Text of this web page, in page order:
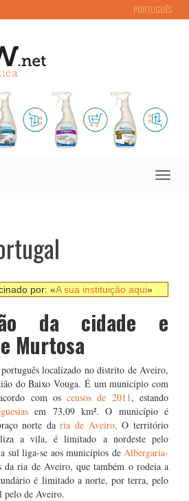
PORTUGUÊS
Toggle
por: «A sua instituição aqui»
da cidade e
Murtosa
localizado no distrito de Aveiro,
do Baixo Vouga. É um município com
com oscensos de 2011, estando
em 73,09 km². O município é
norte daria de Aveiro. O território
a vila, é limitado a nordeste pelo
sul liga-se aos municípios de Albergaria-
da ria de Aveiro, que também o rodeia a
é limitado a norte, por terra, pelo
pelo de Aveiro.